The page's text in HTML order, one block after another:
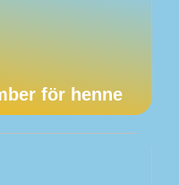
för henne